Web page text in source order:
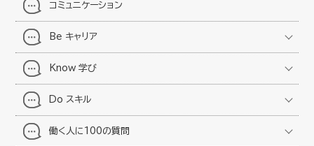
コミュニケーション
Be キャリア
Know 学び
Do スキル
働く人に100の質問